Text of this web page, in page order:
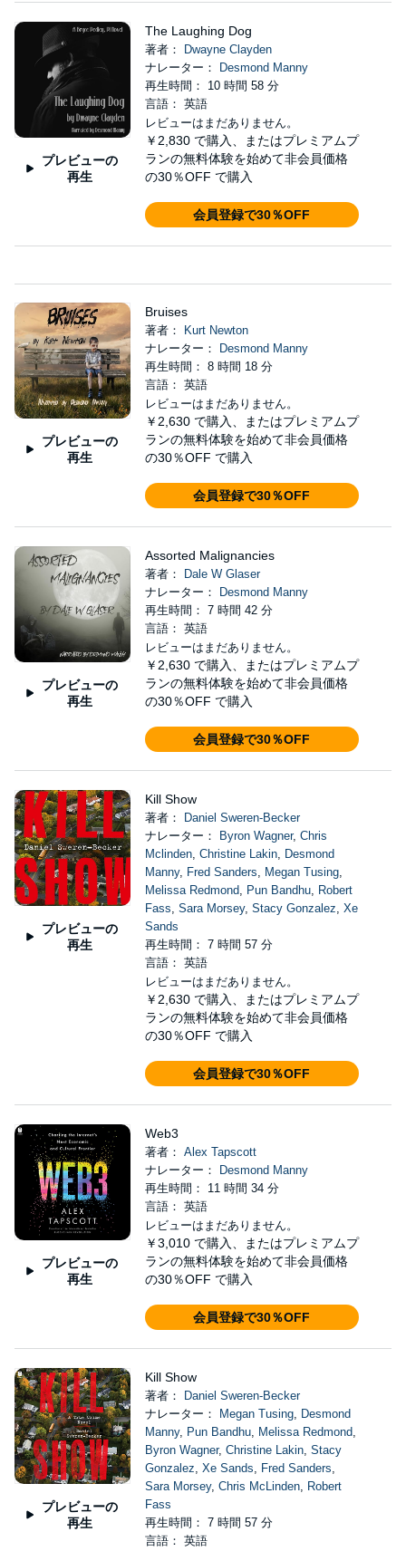
プレビューの
再生
The Laughing Dog
著者：
Dwayne Clayden
ナレーター：
Desmond Manny
再生時間： 10 時間 58 分
言語： 英語
レビューはまだありません。
￥2,830 で購入、またはプレミアムプ
ランの無料体験を始めて非会員価格
の30％OFF で購入
会員登録で30％OFF
プレビューの
再生
Bruises
著者：
Kurt Newton
ナレーター：
Desmond Manny
再生時間： 8 時間 18 分
言語： 英語
レビューはまだありません。
￥2,630 で購入、またはプレミアムプ
ランの無料体験を始めて非会員価格
の30％OFF で購入
会員登録で30％OFF
プレビューの
再生
Assorted Malignancies
著者：
Dale W Glaser
ナレーター：
Desmond Manny
再生時間： 7 時間 42 分
言語： 英語
レビューはまだありません。
￥2,630 で購入、またはプレミアムプ
ランの無料体験を始めて非会員価格
の30％OFF で購入
会員登録で30％OFF
プレビューの
再生
Kill Show
著者：
Daniel Sweren-Becker
ナレーター：
Byron Wagner, Chris
Mclinden, Christine Lakin, Desmond
Manny, Fred Sanders, Megan Tusing,
Melissa Redmond, Pun Bandhu, Robert
Fass, Sara Morsey, Stacy Gonzalez, Xe
Sands
再生時間： 7 時間 57 分
言語： 英語
レビューはまだありません。
￥2,630 で購入、またはプレミアムプ
ランの無料体験を始めて非会員価格
の30％OFF で購入
会員登録で30％OFF
プレビューの
再生
Web3
著者： Alex Tapscott
ナレーター：
Desmond Manny
再生時間： 11 時間 34 分
言語： 英語
レビューはまだありません。
￥3,010 で購入、またはプレミアムプ
ランの無料体験を始めて非会員価格
の30％OFF で購入
会員登録で30％OFF
プレビューの
再生
Kill Show
著者：
Daniel Sweren-Becker
ナレーター：
Megan Tusing, Desmond
Manny, Pun Bandhu, Melissa Redmond,
Byron Wagner, Christine Lakin, Stacy
Gonzalez, Xe Sands, Fred Sanders,
Sara Morsey, Chris McLinden, Robert
Fass
再生時間： 7 時間 57 分
言語： 英語